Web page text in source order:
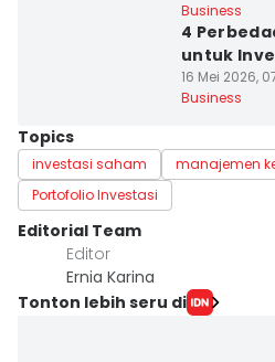
Business
4
untuk
16 Mei 2026,
Business
Topics
investasi saham
manajemen
Portofolio Investasi
Editorial Team
Editor
Ernia Karina
Tonton lebih seru di